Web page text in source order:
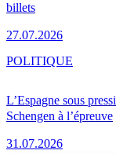
billets
27.07.2026
L’Espagne sous
Schengen à l’épreuve
31.07.2026
POLITIQUE